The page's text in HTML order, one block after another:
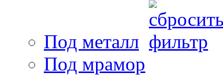
Под металл
Под мрамор